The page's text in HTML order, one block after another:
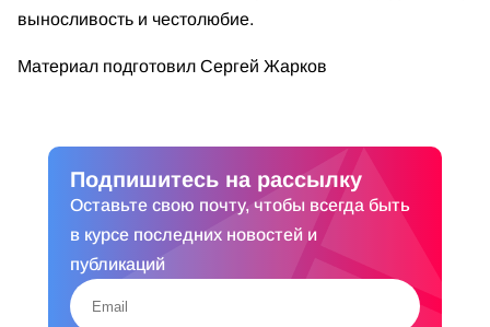
выносливость и честолюбие.
Материал подготовил Сергей Жарков
Подпишитесь на рассылку
Оставьте свою почту, чтобы всегда быть
в курсе последних новостей и
публикаций